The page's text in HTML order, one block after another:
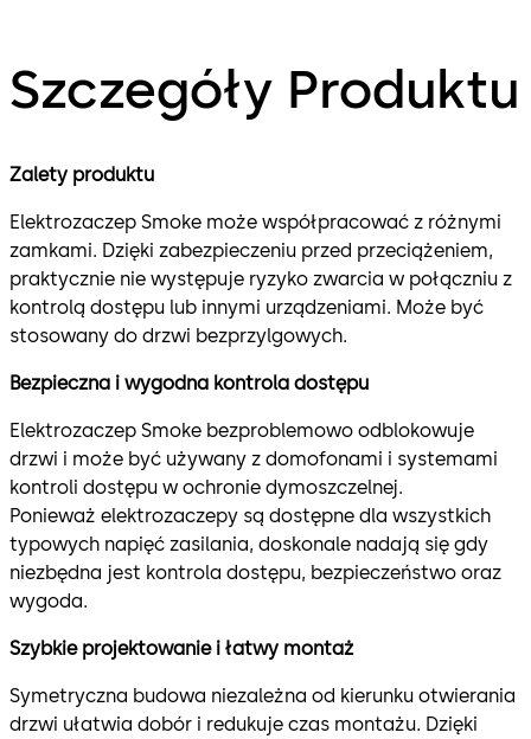
Szczegóły Produktu
Zalety produktu
Elektrozaczep Smoke może współpracować z różnymi
zamkami. Dzięki zabezpieczeniu przed przeciążeniem,
praktycznie nie występuje ryzyko zwarcia w połączniu z
kontrolą dostępu lub innymi urządzeniami. Może być
stosowany do drzwi bezprzylgowych.
Bezpieczna i wygodna kontrola dostępu
Elektrozaczep Smoke bezproblemowo odblokowuje
drzwi i może być używany z domofonami i systemami
kontroli dostępu w ochronie dymoszczelnej.
Ponieważ elektrozaczepy są dostępne dla wszystkich
typowych napięć zasilania, doskonale nadają się gdy
niezbędna jest kontrola dostępu, bezpieczeństwo oraz
wygoda.
Szybkie projektowanie i łatwy montaż
Symetryczna budowa niezależna od kierunku otwierania
drzwi ułatwia dobór i redukuje czas montażu. Dzięki